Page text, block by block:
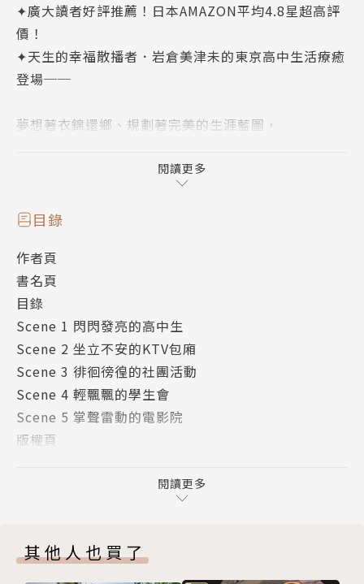
✦廣大讀者好評推薦！日本AMAZON平均4.8星超高評
價！
✦天生的幸福散播者．岩倉美津未的東京高中生活療癒
登場──
夢想著衣錦還鄉、規劃著完美的生涯藍圖，
前往東京展開閃閃發亮的高中生活！
───｜故事簡介｜───
順利進入東京的升學名校──燕西高中。
原以為一切都能按照計畫萬無一失得進行，
卻在開學的第一天就急轉直下、陷入困境!?
但也收穫了意想不到的友情……！
目標成為城市女孩的青春校園故事，第一集躍然登場！
閱讀更多
目錄
作者頁
書名頁
目錄
Scene 1 閃閃發亮的高中生
Scene 2 坐立不安的KTV包廂
Scene 3 徘徊徬徨的社團活動
Scene 4 輕飄飄的學生會
Scene 5 掌聲雷動的電影院
版權頁
閱讀更多
其他人也買了